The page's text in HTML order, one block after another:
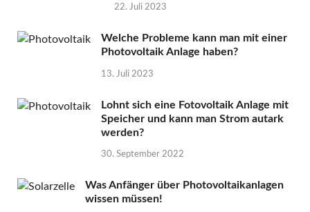
22. Juli 2023
Welche Probleme kann man mit einer
Photovoltaik Anlage haben?
13. Juli 2023
Lohnt sich eine Fotovoltaik Anlage mit
Speicher und kann man Strom autark
werden?
30. September 2022
Was Anfänger über Photovoltaikanlagen
wissen müssen!